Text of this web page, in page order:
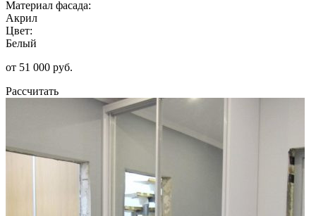
Материал фасада:
Акрил
Цвет:
Белый
от 51 000 руб.
Рассчитать